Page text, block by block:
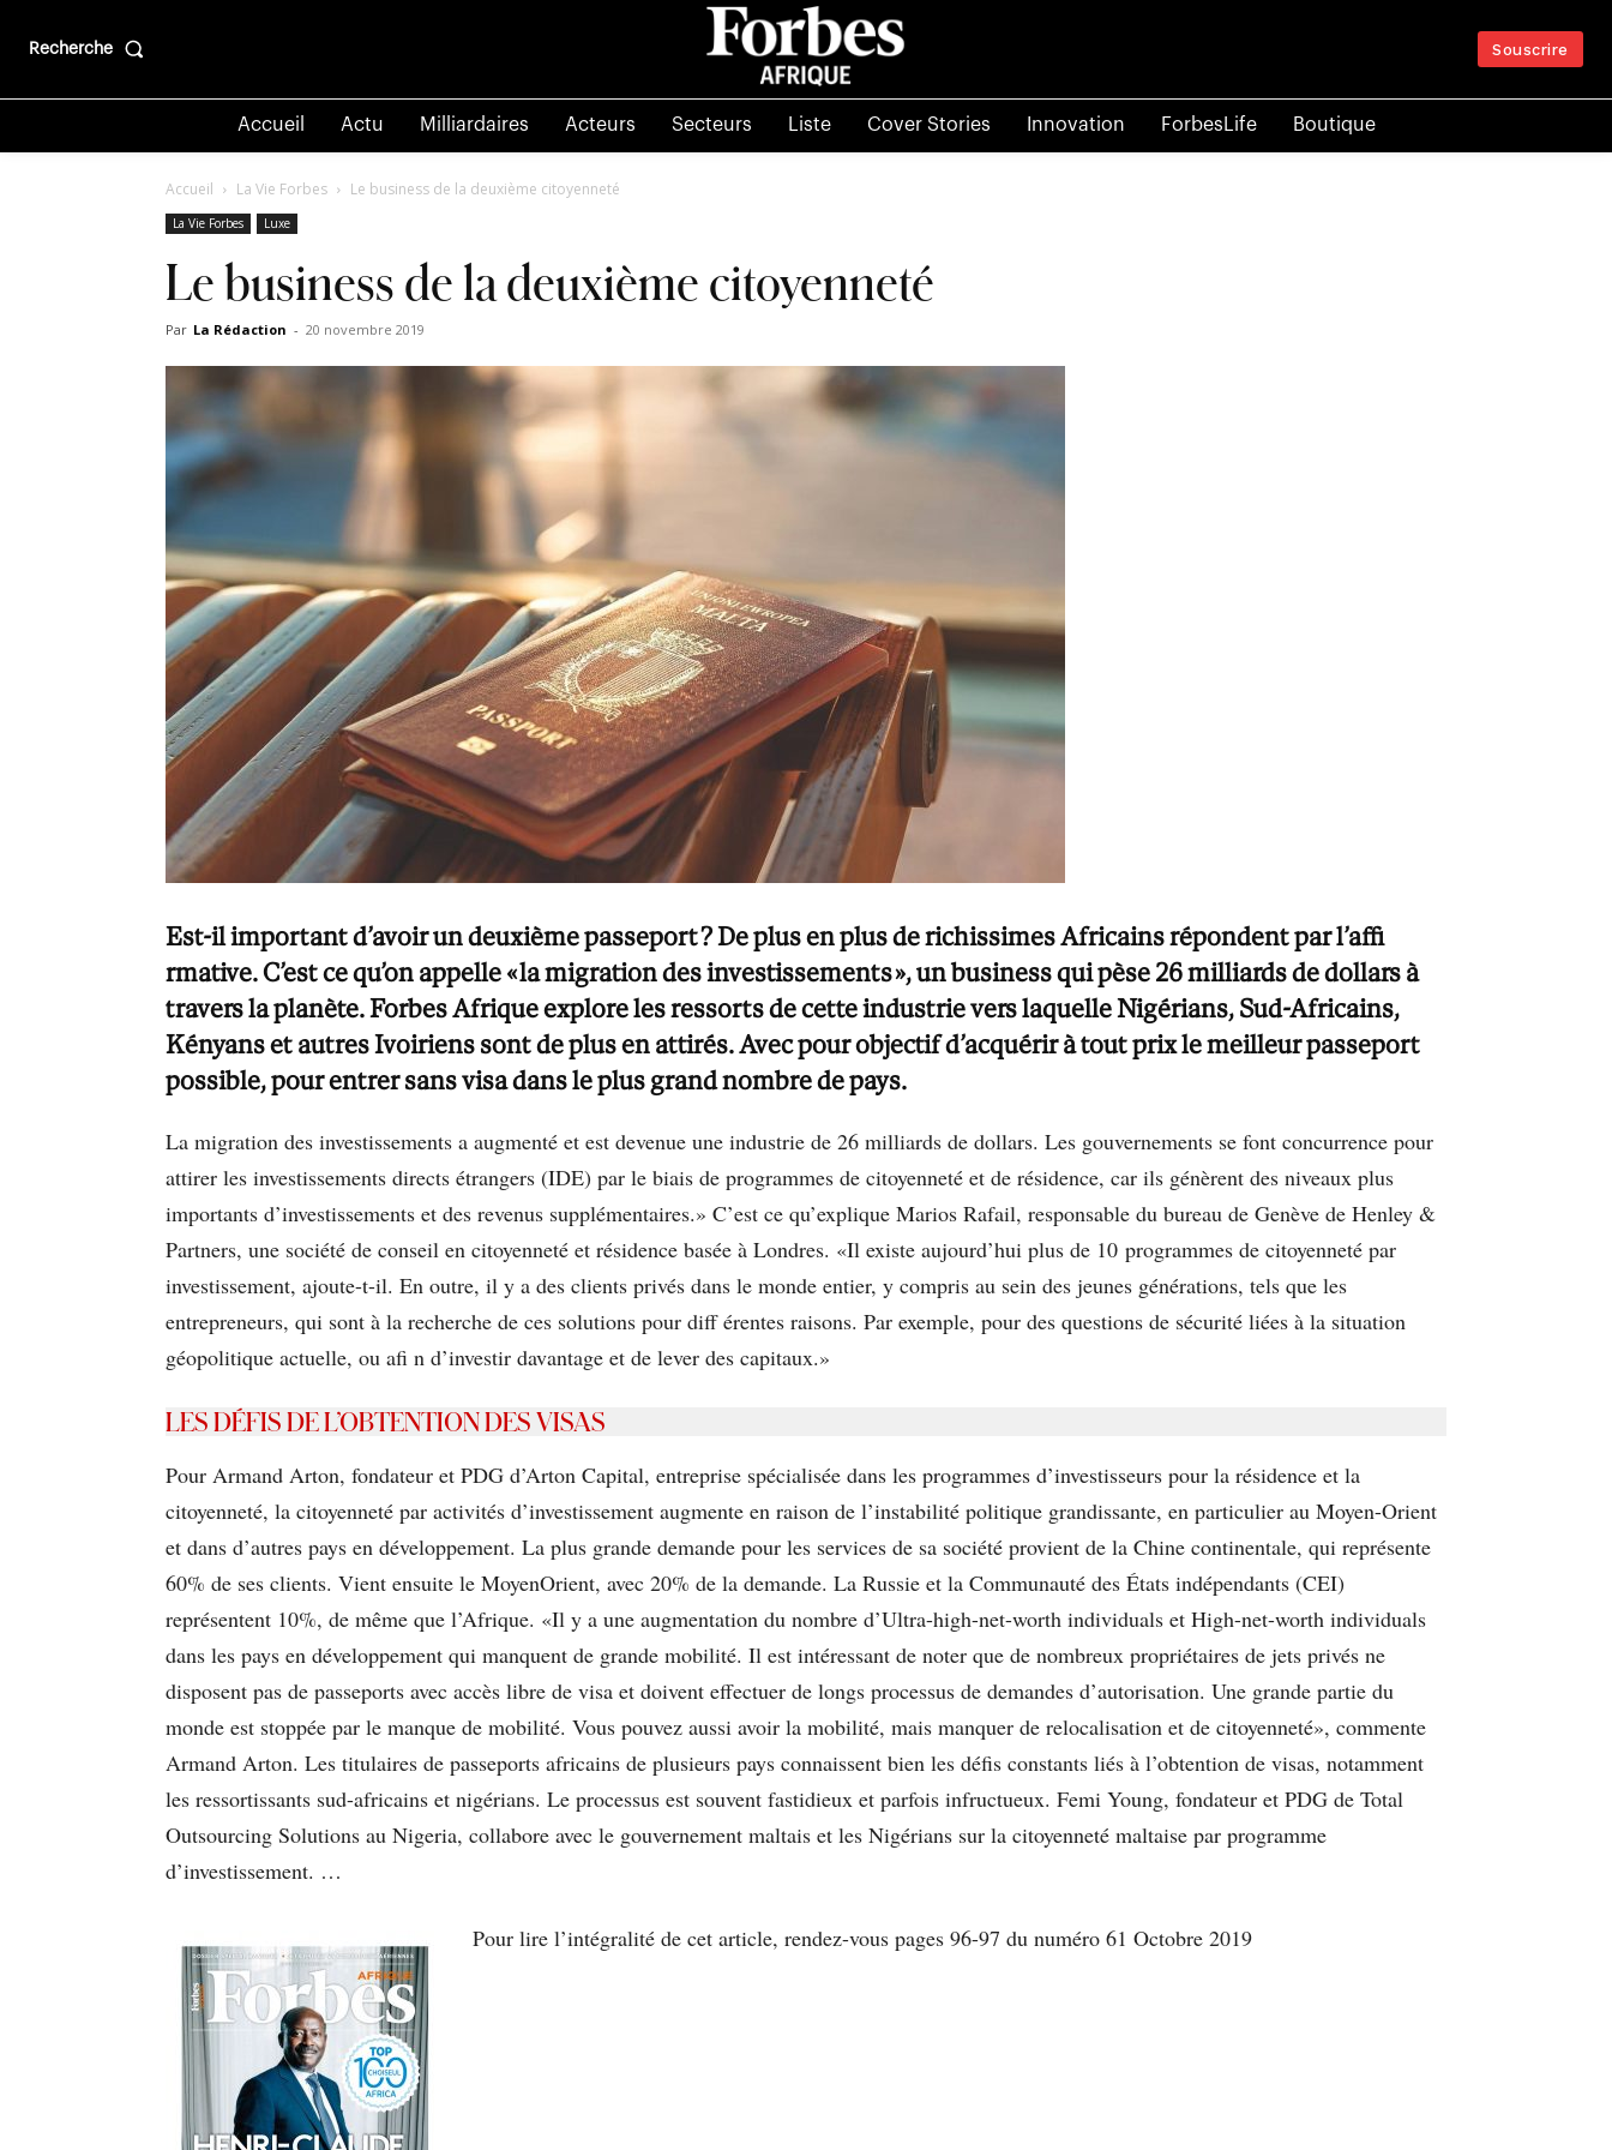
Recherche Souscrire
Accueil Actu Milliardaires Acteurs Secteurs Liste Cover Stories Innovation ForbesLife Boutique
Accueil La Vie Forbes Le business de la deuxième citoyenneté
La Vie Forbes Luxe
Le business de la deuxième citoyenneté
Par La Rédaction - 20 novembre 2019
Est-il important d’avoir un deuxième passeport ? De plus en plus de richissimes Africains répondent par l’affi
rmative. C’est ce qu’on appelle « la migration des investissements », un business qui pèse 26 milliards de dollars à
travers la planète. Forbes Afrique explore les ressorts de cette industrie vers laquelle Nigérians, Sud-Africains,
Kényans et autres Ivoiriens sont de plus en attirés. Avec pour objectif d’acquérir à tout prix le meilleur passeport
possible, pour entrer sans visa dans le plus grand nombre de pays.
La migration des investissements a augmenté et est devenue une industrie de 26 milliards de dollars. Les gouvernements se font concurrence pour
attirer les investissements directs étrangers (IDE) par le biais de programmes de citoyenneté et de résidence, car ils génèrent des niveaux plus
importants d’investissements et des revenus supplémentaires.» C’est ce qu’explique Marios Rafail, responsable du bureau de Genève de Henley &
Partners, une société de conseil en citoyenneté et résidence basée à Londres. «Il existe aujourd’hui plus de 10 programmes de citoyenneté par
investissement, ajoute-t-il. En outre, il y a des clients privés dans le monde entier, y compris au sein des jeunes générations, tels que les
entrepreneurs, qui sont à la recherche de ces solutions pour diff érentes raisons. Par exemple, pour des questions de sécurité liées à la situation
géopolitique actuelle, ou aﬁ n d’investir davantage et de lever des capitaux.»
LES DÉFIS DE L’OBTENTION DES VISAS
Pour Armand Arton, fondateur et PDG d’Arton Capital, entreprise spécialisée dans les programmes d’investisseurs pour la résidence et la
citoyenneté, la citoyenneté par activités d’investissement augmente en raison de l’instabilité politique grandissante, en particulier au Moyen-Orient
et dans d’autres pays en développement. La plus grande demande pour les services de sa société provient de la Chine continentale, qui représente
60% de ses clients. Vient ensuite le MoyenOrient, avec 20% de la demande. La Russie et la Communauté des États indépendants (CEI)
représentent 10%, de même que l’Afrique. «Il y a une augmentation du nombre d’Ultra-high-net-worth individuals et High-net-worth individuals
dans les pays en développement qui manquent de grande mobilité. Il est intéressant de noter que de nombreux propriétaires de jets privés ne
disposent pas de passeports avec accès libre de visa et doivent effectuer de longs processus de demandes d’autorisation. Une grande partie du
monde est stoppée par le manque de mobilité. Vous pouvez aussi avoir la mobilité, mais manquer de relocalisation et de citoyenneté», commente
Armand Arton. Les titulaires de passeports africains de plusieurs pays connaissent bien les déﬁs constants liés à l’obtention de visas, notamment
les ressortissants sud-africains et nigérians. Le processus est souvent fastidieux et parfois infructueux. Femi Young, fondateur et PDG de Total
Outsourcing Solutions au Nigeria, collabore avec le gouvernement maltais et les Nigérians sur la citoyenneté maltaise par programme
d’investissement. …
Pour lire l’intégralité de cet article, rendez-vous pages 96-97 du numéro 61 Octobre 2019